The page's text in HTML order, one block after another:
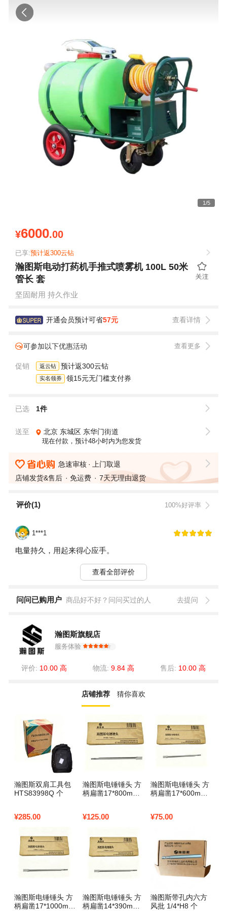
1/5
¥6000.00
已享:预计返300云钻
瀚图斯电动打药机手推式喷雾机 100L 50米
管长 套
坚固耐用 持久作业
开通会员预计可省57元 查看详情
可参加以下优惠活动 查看更多
促销 返云钻 预计返300云钻
实名领券 领15元无门槛支付券
已选 1件
送至 北京 东城区 东华门街道
现在付款，预计48小时内为您发货
急速审核
上门取退
店铺发货&售后
免运费 7天无理由退货
评价(1) 100%好评率
1***1
电量持久，用起来得心应手。
查看全部评价
问问已购用户 商品好不好？问问买过的人 去提问
瀚图斯旗舰店
服务体验
评价: 10.00 高 物流: 9.84 高 售后: 10.00 高
店铺推荐 猜你喜欢
瀚图斯双肩工具包
HTS83998Q 个
¥285.00
瀚图斯电锤锤头 方
柄扁凿17*800mm
¥125.00
瀚图斯电锤锤头 方
柄扁凿17*600mm
¥75.00
瀚图斯电锤锤头 方
柄扁凿17*1000mm
瀚图斯电锤锤头 方
柄扁凿14*390mm
瀚图斯带孔内六方
风批 1/4*H8 个